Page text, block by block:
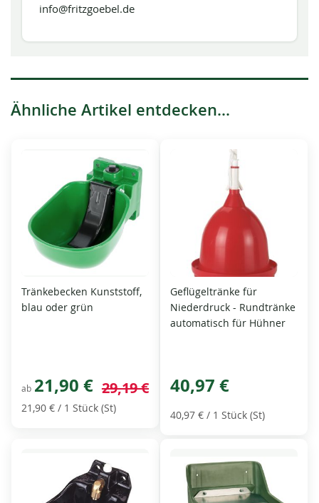
info@fritzgoebel.de
Ähnliche Artikel entdecken...
Tränkebecken Kunststoff,
blau oder grün
ab 21,90 € 29,19 €
21,90 € / 1 Stück (St)
Geflügeltränke für
Niederdruck - Rundtränke
automatisch für Hühner
40,97 €
40,97 € / 1 Stück (St)